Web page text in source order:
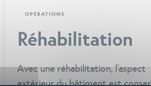
OPÉRATIONS
Réhabilitation
Avec une réhabilitation, l’aspect
extérieur du bâtiment est
GESTION DES COOKIES